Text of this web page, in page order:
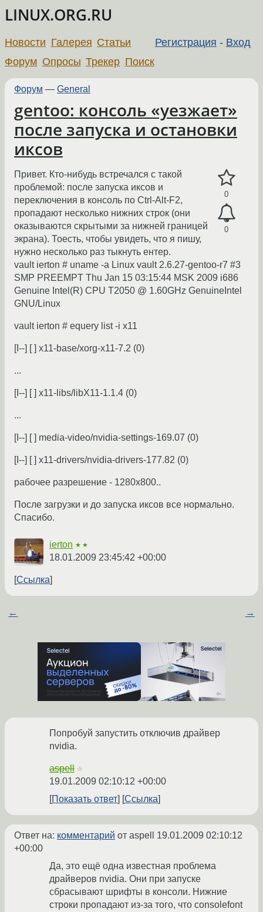
LINUX.ORG.RU
Регистрация - Вход
Новости Галерея Статьи
Форум Опросы Трекер Поиск
Форум — General
gentoo: консоль «уезжает»
после запуска и остановки
иксов
0
0
Привет. Кто-нибудь встречался с такой
проблемой: после запуска иксов и
переключения в консоль по Ctrl-Alt-F2,
пропадают несколько нижних строк (они
оказываются скрытыми за нижней границей
экрана). Тоесть, чтобы увидеть, что я пишу,
нужно несколько раз тыкнуть ентер.
vault ierton # uname -a Linux vault 2.6.27-gentoo-r7 #3
SMP PREEMPT Thu Jan 15 03:15:44 MSK 2009 i686
Genuine Intel(R) CPU T2050 @ 1.60GHz GenuineIntel
GNU/Linux
vault ierton # equery list -i x11
[I--] [ ] x11-base/xorg-x11-7.2 (0)
...
[I--] [ ] x11-libs/libX11-1.1.4 (0)
...
[I--] [ ] media-video/nvidia-settings-169.07 (0)
[I--] [ ] x11-drivers/nvidia-drivers-177.82 (0)
рабочее разрешение - 1280х800..
После загрузки и до запуска иксов все нормально.
Спасибо.
ierton ★★
18.01.2009 23:45:42 +00:00
Ссылка
← →
Попробуй запустить отключив драйвер
nvidia.
aspell ☆
19.01.2009 02:10:12 +00:00
Показать ответ
Ссылка
Ответ на: комментарий от aspell 19.01.2009 02:10:12
+00:00
Да, это ещё одна известная проблема
драйверов nvidia. Они при запуске
сбрасывают шрифты в консоли. Нижние
строки пропадают из-за того, что consolefont